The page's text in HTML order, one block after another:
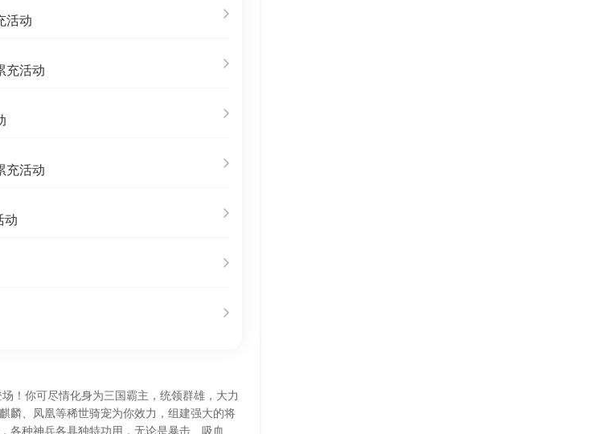
活动
充活动
充活动
动
！你可尽情化身为三国霸主，统领群雄，大力
麟、凤凰等稀世骑宠为你效力，组建强大的将
各种神兵各具独特功用，无论是暴击、吸血、